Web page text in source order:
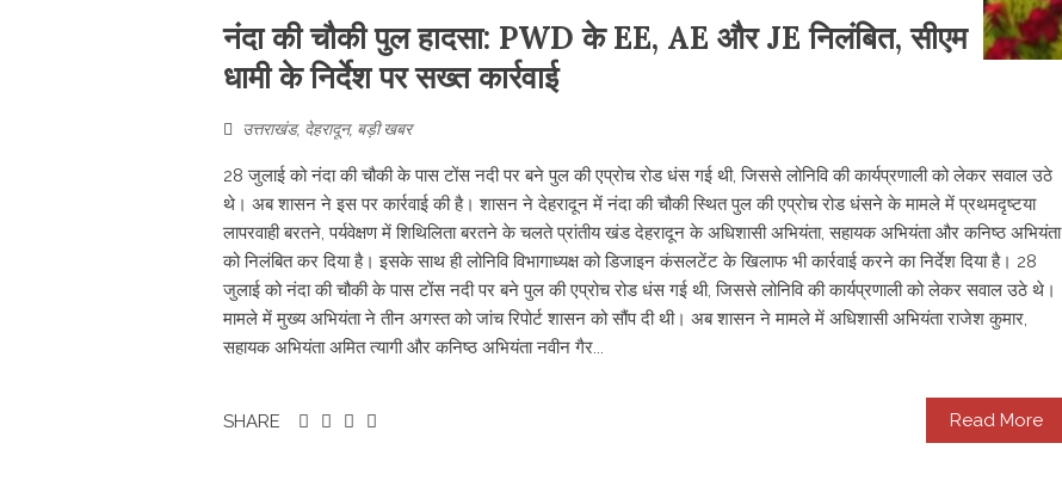
नंदा की चौकी पुल हादसा: PWD के EE, AE और JE निलंबित, सीएम
धामी के निर्देश पर सख्त कार्रवाई
उत्तराखंड, देहरादून, बड़ी खबर
28 जुलाई को नंदा की चौकी के पास टोंस नदी पर बने पुल की एप्रोच रोड धंस गई थी, जिससे लोनिवि की कार्यप्रणाली को लेकर सवाल उठे
थे। अब शासन ने इस पर कार्रवाई की है। शासन ने देहरादून में नंदा की चौकी स्थित पुल की एप्रोच रोड धंसने के मामले में प्रथमदृष्टया
लापरवाही बरतने, पर्यवेक्षण में शिथिलिता बरतने के चलते प्रांतीय खंड देहरादून के अधिशासी अभियंता, सहायक अभियंता और कनिष्ठ अभियंता
को निलंबित कर दिया है। इसके साथ ही लोनिवि विभागाध्यक्ष को डिजाइन कंसलटेंट के खिलाफ भी कार्रवाई करने का निर्देश दिया है। 28
जुलाई को नंदा की चौकी के पास टोंस नदी पर बने पुल की एप्रोच रोड धंस गई थी, जिससे लोनिवि की कार्यप्रणाली को लेकर सवाल उठे थे।
मामले में मुख्य अभियंता ने तीन अगस्त को जांच रिपोर्ट शासन को सौंप दी थी। अब शासन ने मामले में अधिशासी अभियंता राजेश कुमार,
सहायक अभियंता अमित त्यागी और कनिष्ठ अभियंता नवीन गैर...
Read More
SHARE